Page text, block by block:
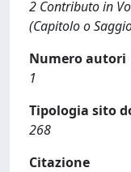
2 Contributo in
(Capitolo o
Numero autori
1
Tipologia sito
268
Citazione